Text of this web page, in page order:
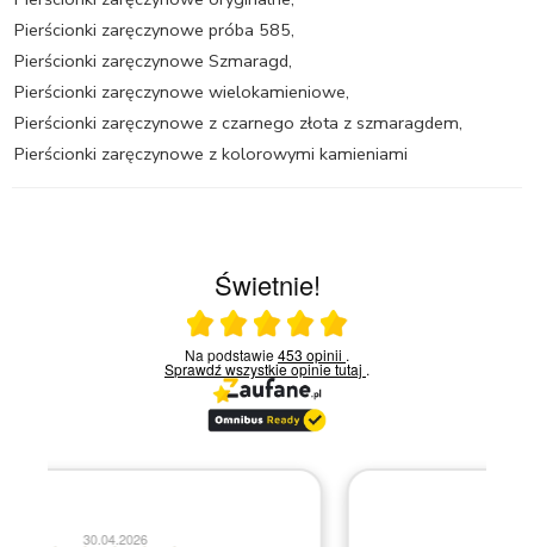
Pierścionki zaręczynowe próba 585,
Pierścionki zaręczynowe Szmaragd,
Pierścionki zaręczynowe wielokamieniowe,
Pierścionki zaręczynowe z czarnego złota z szmaragdem,
Pierścionki zaręczynowe z kolorowymi kamieniami
Świetnie!
Ocena średnia 5 na 5
Na podstawie453 opinii .
Sprawdź wszystkie opinietutaj .